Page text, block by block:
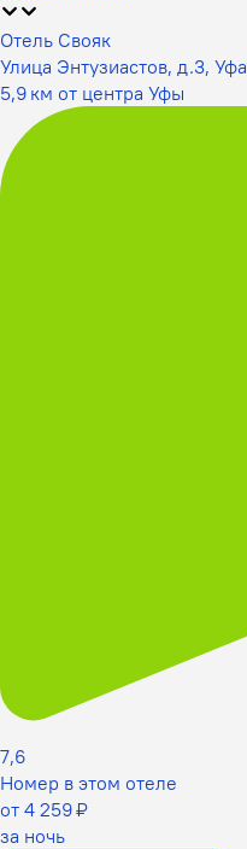
Отель Свояк
Улица Энтузиастов, д.3, Уфа
5,9 км от центра Уфы
7,6
Номер в этом отеле
от 4 259 ₽
за ночь